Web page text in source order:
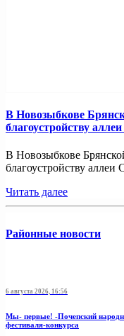
В Новозыбкове
благоустройству
В Новозыбкове
благоустройству
Читать далее
Районные новости
6 августа 2026, 16:56
Мы- первые! -Почепский
фестиваля-конкурса